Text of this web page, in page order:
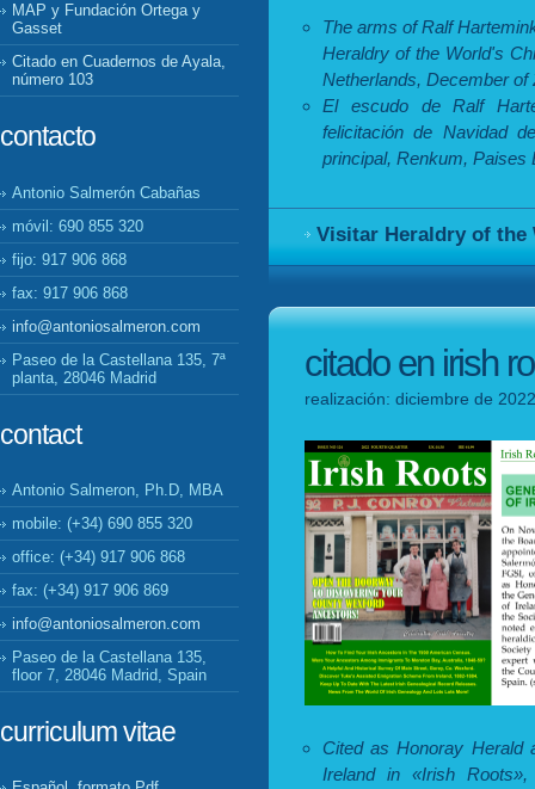
MAP y Fundación Ortega y
Gasset
Citado en Cuadernos de Ayala,
número 103
contacto
Antonio Salmerón Cabañas
móvil: 690 855 320
fijo: 917 906 868
fax: 917 906 868
info@antoniosalmeron.com
Paseo de la Castellana 135, 7ª
planta, 28046 Madrid
contact
Antonio Salmeron, Ph.D, MBA
mobile: (+34) 690 855 320
office: (+34) 917 906 868
fax: (+34) 917 906 869
info@antoniosalmeron.com
Paseo de la Castellana 135,
floor 7, 28046 Madrid, Spain
curriculum vitae
The arms of Ralf
Heraldry of the World's
Netherlands, December of
El escudo de Ralf
felicitación de Navidad
principal, Renkum, Paises
Visitar Heraldry of
citado en irish
realización: diciembre de
Cited as Honoray Herald
Ireland in «Irish